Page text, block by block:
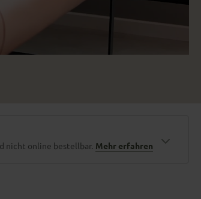
nicht online bestellbar. Mehr erfahren